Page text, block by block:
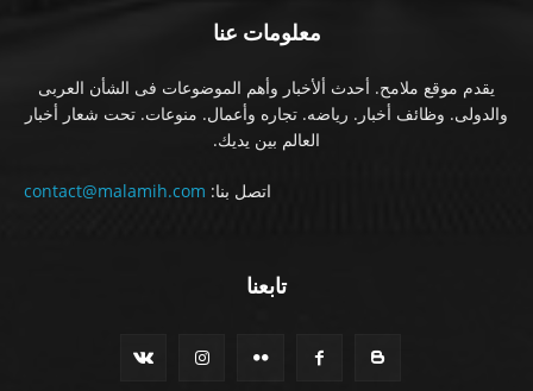
معلومات عنا
يقدم موقع ملامح. أحدث ألأخبار وأهم الموضوعات فى الشأن العربى
والدولى. وظائف أخبار. رياضه. تجاره وأعمال. منوعات. تحت شعار أخبار
العالم بين يديك.
اتصل بنا: contact@malamih.com
تابعنا